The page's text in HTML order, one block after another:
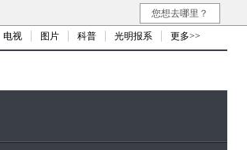
您想去哪里？
电视 图片 科普 光明报系 更多>>